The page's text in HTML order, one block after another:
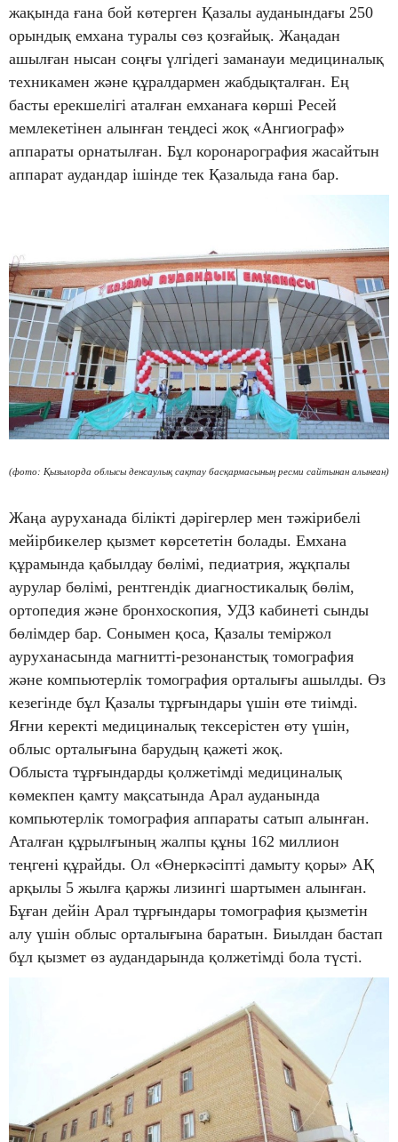
жақында ғана бой көтерген Қазалы ауданындағы 250
орындық емхана туралы сөз қозғайық. Жаңадан
ашылған нысан соңғы үлгідегі заманауи медициналық
техникамен және құралдармен жабдықталған. Ең
басты ерекшелігі аталған емханаға көрші Ресей
мемлекетінен алынған теңдесі жоқ «Ангиограф»
аппараты орнатылған. Бұл коронарография жасайтын
аппарат аудандар ішінде тек Қазалыда ғана бар.
(фото: Қызылорда облысы денсаулық сақтау басқармасының ресми сайтынан алынған)
Жаңа ауруханада білікті дәрігерлер мен тәжірибелі
мейірбикелер қызмет көрсететін болады. Емхана
құрамында қабылдау бөлімі, педиатрия, жұқпалы
аурулар бөлімі, рентгендік диагностикалық бөлім,
ортопедия және бронхоскопия, УДЗ кабинеті сынды
бөлімдер бар. Сонымен қоса, Қазалы теміржол
ауруханасында магнитті-резонанстық томография
және компьютерлік томография орталығы ашылды. Өз
кезегінде бұл Қазалы тұрғындары үшін өте тиімді.
Яғни керекті медициналық тексерістен өту үшін,
облыс орталығына барудың қажеті жоқ.
Облыста тұрғындарды қолжетімді медициналық
көмекпен қамту мақсатында Арал ауданында
компьютерлік томография аппараты сатып алынған.
Аталған құрылғының жалпы құны 162 миллион
теңгені құрайды. Ол «Өнеркәсіпті дамыту қоры» АҚ
арқылы 5 жылға қаржы лизингі шартымен алынған.
Бұған дейін Арал тұрғындары томография қызметін
алу үшін облыс орталығына баратын. Биылдан бастап
бұл қызмет өз аудандарында қолжетімді бола түсті.